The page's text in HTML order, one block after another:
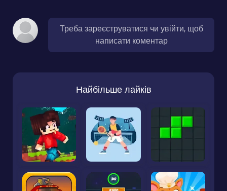
Треба зареєструватися чи увійти, щоб
написати коментар
Найбільше лайків